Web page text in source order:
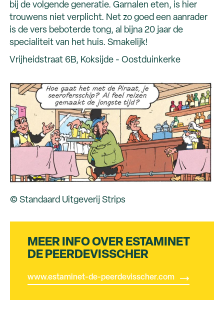
bij de volgende generatie. Garnalen eten, is hier
trouwens niet verplicht. Net zo goed een aanrader
is de vers beboterde tong, al bijna 20 jaar de
specialiteit van het huis. Smakelijk!
Vrijheidstraat 6B, Koksijde - Oostduinkerke
© Standaard Uitgeverij Strips
MEER INFO OVER ESTAMINET
DE PEERDEVISSCHER
www.estaminet-de-peerdevisscher.com